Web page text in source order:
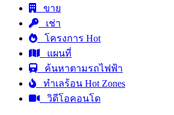
ขาย
เช่า
โครงการ Hot
แผนที่
ค้นหาตามรถไฟฟ้า
ทำเลร้อน Hot Zones
วิดีโอคอนโด